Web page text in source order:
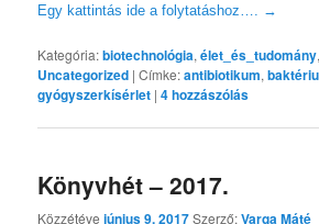
Egy kattintás ide a folytatáshoz….
→
Kategória:biotechnológia,élet_és_tudomány
Uncategorized |Címke:antibiotikum,
gyógyszerkísérlet |4hozzászólás
Könyvhét – 2017.
Közzétévejúnius 9, 2017Szerző:Varga Máté